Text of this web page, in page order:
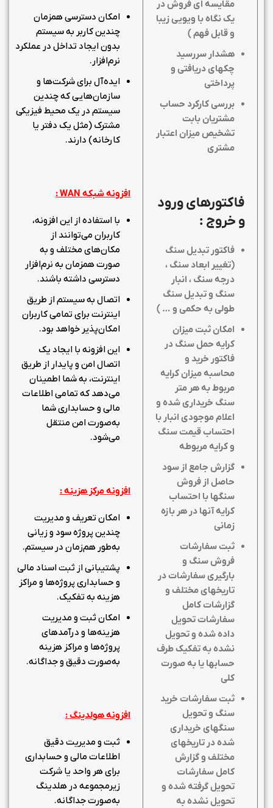
مقایسه ای فروش در
یک نگاه با ویویی زیبا
و قابل فهم )
هشدار سررسید
چکهای دریافتی و
پرداختی
بررسی کارکرد حساب
مشتریان بابت
تشخیص میزان اعتبار
مشتری
فاکتورهای ورود
و خروج :
فاکتور تبدیل سنگ
(تغییر ابعاد سنگ ،
درجه سنگ ، انبار
سنگ و تبدیل سنگ
طولی به حکمی و … )
امکان ثبت میزان
کرایه حمل سنگ در
فاکتور خرید و
محاسبه میزان کرایه
مربوط به هر متر
سنگ خریداری شده و
اعلام موجودی انبار با
احتساب قیمت سنگ
و کرایه مربوطه
گزارش جامع از سود
حاصل از فروش
سنگها با احتساب
کرایه آنها در هر بازه
زمانی
ثبت سفارشات
فروش سنگ و
بارگیری سفارشات در
تاریخهای مختلف و
گزارشات کامل
سفارشات تحویل
داده شده و تحویل
نشده به تفکیک طرف
حسابها یا به صورت
کلی
ثبت سفارشات خرید
سنگ و تحویل
سنگهای خریداری
شده در تاریخهای
مختلف و گزارش
کامل سفارشات
تحویل گرفته شده و
تحویل نشده به
امکان دسترسی همزمان
چندین کاربر به سیستم
بدون ایجاد تداخل در عملکرد
نرم‌افزار.
ایده‌آل برای شرکت‌ها و
سازمان‌هایی که چندین
سیستم در یک محیط فیزیکی
مشترک (مثل یک دفتر یا
کارخانه) دارند.
افزونه شبکهWAN
:
با استفاده از این افزونه،
کاربران می‌توانند از
مکان‌های مختلف و به
صورت همزمان به نرم‌افزار
دسترسی داشته باشند.
اتصال به سیستم از طریق
اینترنت برای تمامی کاربران
امکان‌پذیر خواهد بود.
این افزونه با ایجاد یک
اتصال امن و پایدار از طریق
اینترنت، به شما اطمینان
می‌دهد که تمامی اطلاعات
مالی و حسابداری شما
به‌صورت امن منتقل
می‌شود.
افزونه مرکز هزینه :
امکان تعریف و مدیریت
چندین پروژه سود و زیانی
به‌طور هم‌زمان در سیستم.
پشتیبانی از ثبت اسناد مالی
و حسابداری پروژه‌ها و مراکز
هزینه به تفکیک.
امکان ثبت و مدیریت
هزینه‌ها و درآمدهای
پروژه‌ها و مراکز هزینه
به‌صورت دقیق و جداگانه.
افزونه هولدینگ :
ثبت و مدیریت دقیق
اطلاعات مالی و حسابداری
برای هر واحد یا شرکت
زیرمجموعه در هلدینگ
به‌صورت جداگانه.